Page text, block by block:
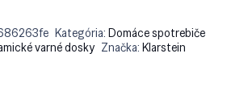
Kategória:Domáce spotrebiče
varné dosky Značka:Klarstein